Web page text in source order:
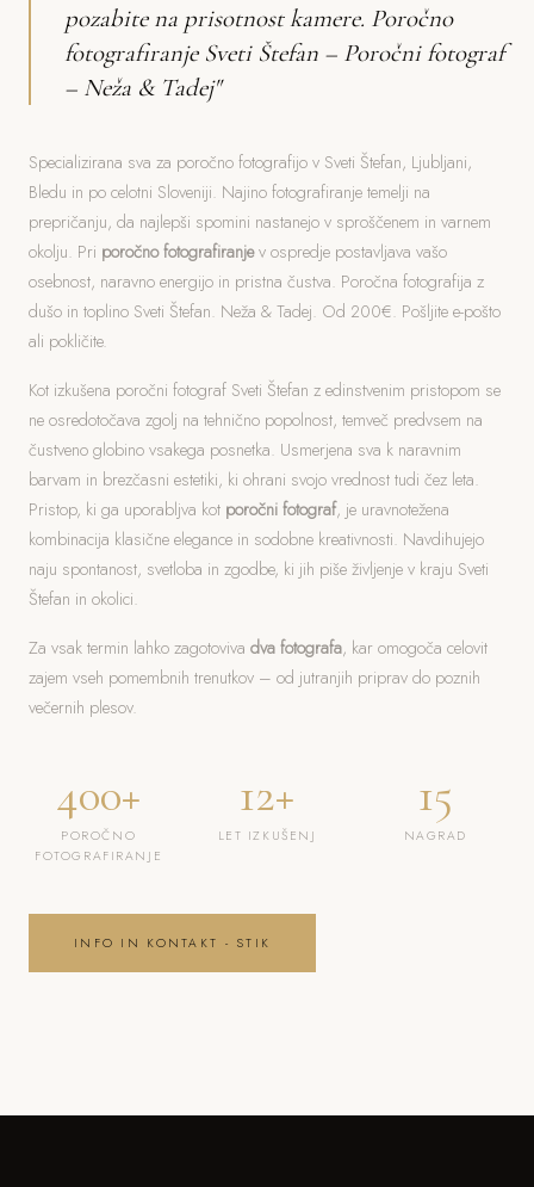
pozabite na prisotnost kamere. Poročno
fotografiranje Sveti Štefan – Poročni fotograf
– Neža & Tadej"
Specializirana sva za poročno fotografijo v Sveti Štefan, Ljubljani,
Bledu in po celotni Sloveniji. Najino fotografiranje temelji na
prepričanju, da najlepši spomini nastanejo v sproščenem in varnem
okolju. Pri poročno fotografiranjev ospredje postavljava vašo
osebnost, naravno energijo in pristna čustva. Poročna fotografija z
dušo in toplino Sveti Štefan. Neža & Tadej. Od 200€. Pošljite e-pošto
ali pokličite.
Kot izkušena poročni fotograf Sveti Štefan z edinstvenim pristopom se
ne osredotočava zgolj na tehnično popolnost, temveč predvsem na
čustveno globino vsakega posnetka. Usmerjena sva k naravnim
barvam in brezčasni estetiki, ki ohrani svojo vrednost tudi čez leta.
Pristop, ki ga uporabljva kot poročni fotograf, je uravnotežena
kombinacija klasične elegance in sodobne kreativnosti. Navdihujejo
naju spontanost, svetloba in zgodbe, ki jih piše življenje v kraju Sveti
Štefan in okolici.
Za vsak termin lahko zagotoviva dva fotografa, kar omogoča celovit
zajem vseh pomembnih trenutkov – od jutranjih priprav do poznih
večernih plesov.
400+
POROČNO
FOTOGRAFIRANJE
12+
LET IZKUŠENJ
15
NAGRAD
INFO IN KONTAKT - STIK